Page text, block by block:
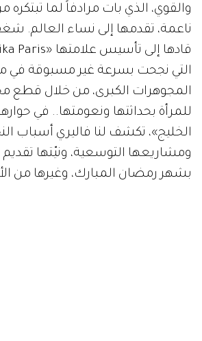
والقوي، الذي بات مرادفاً لما
ناعمة، تقدمها إلى نساء العالم.
التي نجحت بسرعة غير مسبوقة في
المجوهرات الكبرى، من خلال قطع
للمرأة بحداثتها ونعومتها.. في
الخليج»، تكشف لنا فاليري أسباب
ومشاريعها التوسعية، ونيّتها
بشهر رمضان المبارك، وغيرها من